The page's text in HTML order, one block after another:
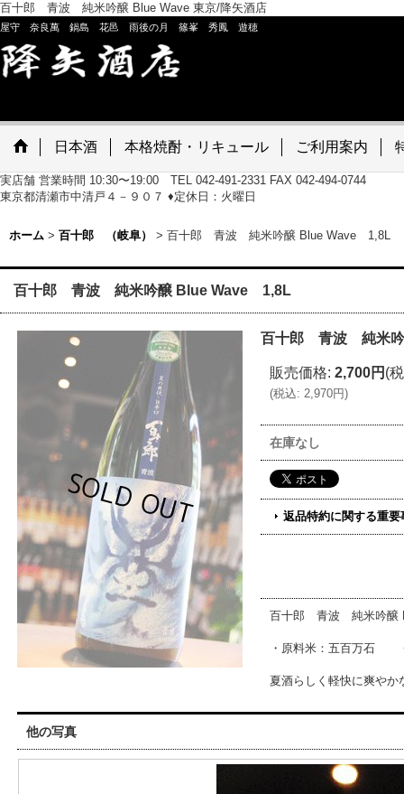
百十郎 青波 純米吟醸 Blue Wave 東京/降矢酒店
屋守 奈良萬 鍋島 花邑 雨後の月 篠峯 秀鳳 遊穂
日本酒 本格焼酎・リキュール ご利用案内
実店舗 営業時間 10:30〜19:00 TEL 042-491-2331 FAX 042-494-0744
東京都清瀬市中清戸４－９０７ ♦定休日：火曜日
ホーム > 百十郎 （岐阜） > 百十郎 青波 純米吟醸 Blue Wave 1,8L
百十郎 青波 純米吟醸 Blue Wave 1,8L
百十郎 青波 純米
販売価格: 2,700円 (
(税込: 2,970円)
在庫なし
返品特約に関する重要
百十郎 青波 純米吟醸
・原料米：五百万石
夏酒らしく軽快に爽や
他の写真